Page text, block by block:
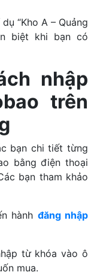
dụ “Kho A – Quảng
biệt khi bạn có
nhập
trên
bạn chi tiết từng
bằng điện thoại
bạn tham khảo
hành đăng nhập
từ khóa vào ô
mua.